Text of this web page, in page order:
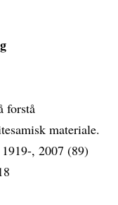
forstå
materiale.
, 2007 (89)